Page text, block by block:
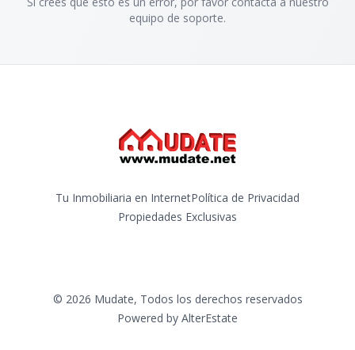
equipo de soporte.
Tu Inmobiliaria en InternetPolítica de Privacidad
Propiedades Exclusivas
© 2026 Mudate, Todos los derechos reservados
Powered by AlterEstate